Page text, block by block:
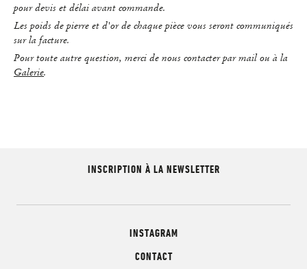
pour devis et délai avant commande.
Les poids de pierre et d'or de chaque pièce vous seront communiqués
sur la facture.
Pour toute autre question, merci de nous contacter par mail ou à la
Galerie.
INSCRIPTION À LA NEWSLETTER
INSTAGRAM
CONTACT